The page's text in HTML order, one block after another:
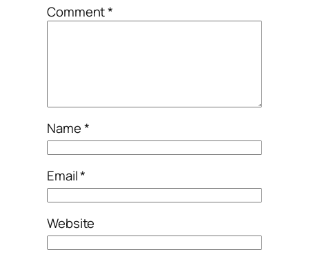
Comment*
Name*
Email*
Website